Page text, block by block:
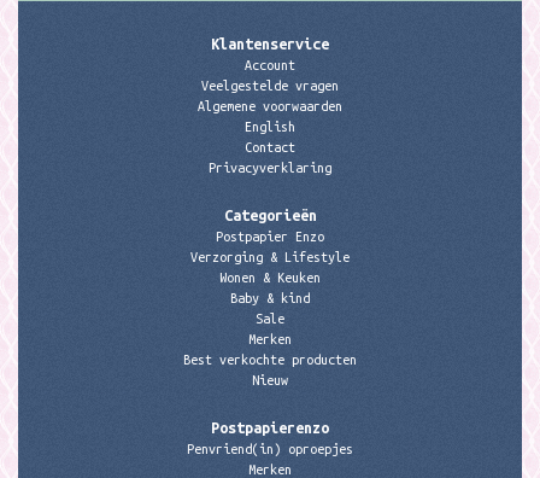
Klantenservice
Account
Veelgestelde vragen
Algemene voorwaarden
English
Contact
Privacyverklaring
Categorieën
Postpapier Enzo
Verzorging & Lifestyle
Wonen & Keuken
Baby & kind
Sale
Merken
Best verkochte producten
Nieuw
Postpapierenzo
Penvriend(in) oproepjes
Merken